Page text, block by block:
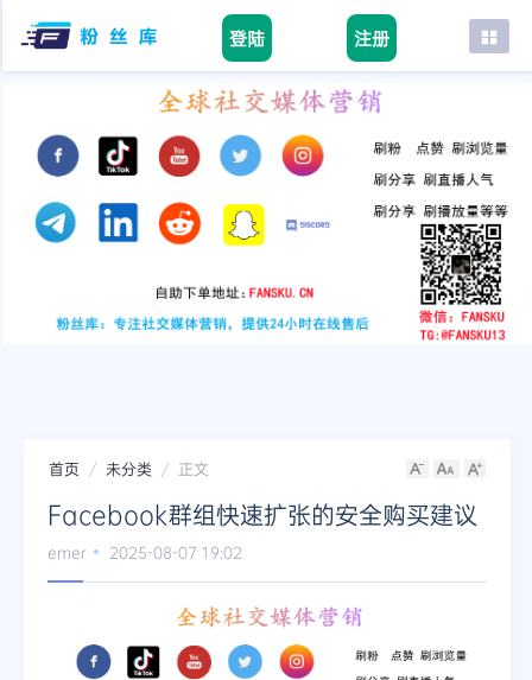
登陆 注册
首页
tiktok
youtube
instagram
首页 未分类 正文
Facebook群组快速扩张的安全购买建议
emer 2025-08-07 19:02